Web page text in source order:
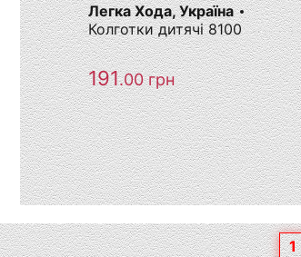
Легка Хода, Україна
Колготки дитячі 8100
191.00грн
1